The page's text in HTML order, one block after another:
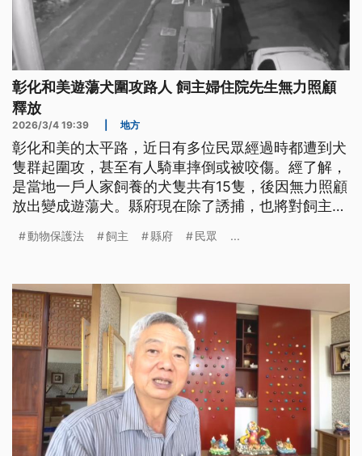
彰化和美遊蕩犬圍攻路人 飼主婦住院先生無力照顧
釋放
2026/3/4 19:39 地方
彰化和美的太平路，近日有多位民眾經過時都遭到犬
隻群起圍攻，甚至有人騎車摔倒或被咬傷。經了解，
是當地一戶人家飼養的犬隻共有15隻，後因無力照顧
放出變成遊蕩犬。縣府現在除了誘捕，也將對飼主開
動物保護法 飼主 縣府 民眾 ...